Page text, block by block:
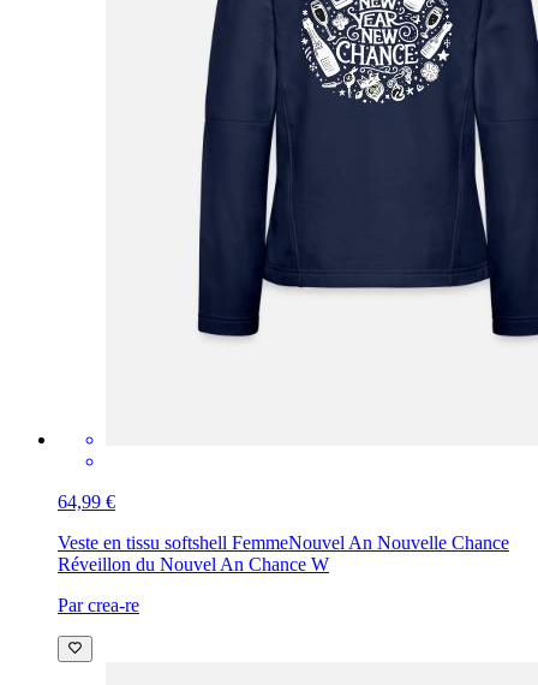
64,99 €
Veste en tissu softshell FemmeNouvel An Nouvelle Chance
Réveillon du Nouvel An Chance W
Par crea-re